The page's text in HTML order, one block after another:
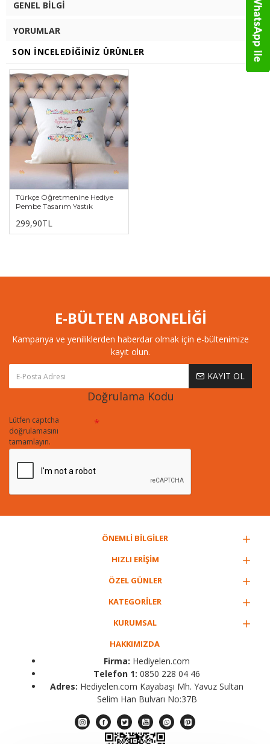
GENEL BILGI
YORUMLAR
SON İNCELEDIĞINIZ ÜRÜNLER
Türkçe Öğretmenine Hediye
Pembe Tasarım Yastık
299,90TL
E-BÜLTEN ABONELİĞİ
Kampanya ve yeniliklerden haberdar olmak için e-bültenimize
kayıt olun.
KAYIT OL
Doğrulama Kodu
Lütfen captcha
doğrulamasını
tamamlayın.
ÖNEMLİ BİLGİLER
HIZLI ERİŞİM
ÖZEL GÜNLER
KATEGORİLER
KURUMSAL
HAKKIMIZDA
Firma: Hediyelen.com
Telefon 1: 0850 228 04 46
Adres: Hediyelen.com Kayabaşı Mh. Yavuz Sultan
Selim Han Bulvarı No:37B